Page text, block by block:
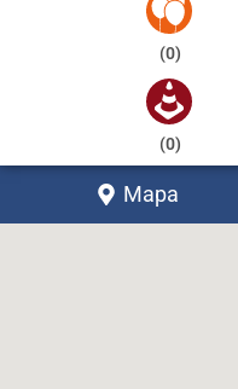
(0)
(0)
Mapa